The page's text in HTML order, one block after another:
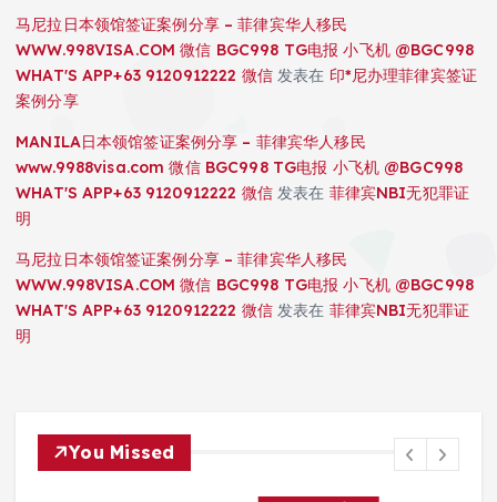
马尼拉日本领馆签证案例分享 – 菲律宾华人移民
WWW.998VISA.COM 微信 BGC998 TG电报 小飞机 @BGC998
WHAT'S APP+63 9120912222 微信发表在 印*尼办理菲律宾签证
案例分享
MANILA日本领馆签证案例分享 – 菲律宾华人移民
www.9988visa.com 微信 BGC998 TG电报 小飞机 @BGC998
WHAT'S APP+63 9120912222 微信发表在 菲律宾NBI无犯罪证
明
马尼拉日本领馆签证案例分享 – 菲律宾华人移民
WWW.998VISA.COM 微信 BGC998 TG电报 小飞机 @BGC998
WHAT'S APP+63 9120912222 微信发表在 菲律宾NBI无犯罪证
明
You Missed